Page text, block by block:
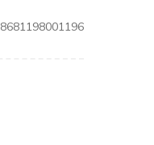
8681198001196